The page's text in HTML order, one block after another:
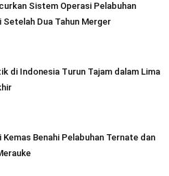
Sistem Operasi Pelabuhan
Dua Tahun Merger
di Indonesia Turun Tajam dalam Lima
Benahi Pelabuhan Ternate dan